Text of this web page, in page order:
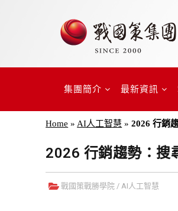
集團簡介 最新資訊
Home »AI人工智慧 »2026 行銷
2026 行銷趨勢：搜
戰國策戰勝學院 /AI人工智慧